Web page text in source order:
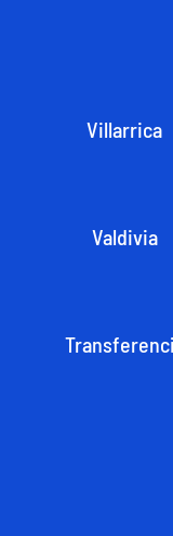
Villarrica
Valdivia